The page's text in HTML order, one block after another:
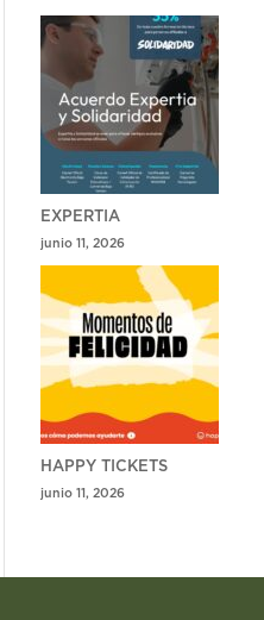
EXPERTIA
junio 11, 2026
HAPPY TICKETS
junio 11, 2026